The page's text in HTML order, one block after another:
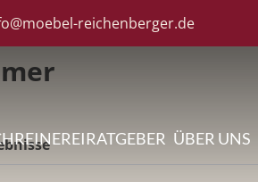
reichenberger.de
RATGEBER ÜBER UNS